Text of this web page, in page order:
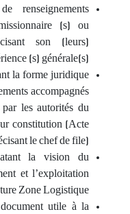
renseignements
(s) ou
son (leurs)
(s) générale(s).
la forme juridique
accompagnés
les autorités du
constitution (Acte
le chef de file).
la vision du
et l’exploitation
Zone Logistique ;
utile à la